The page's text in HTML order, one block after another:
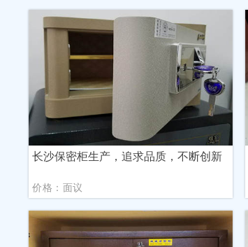
长沙保密柜生产，追求品质，不断创新
价格：面议